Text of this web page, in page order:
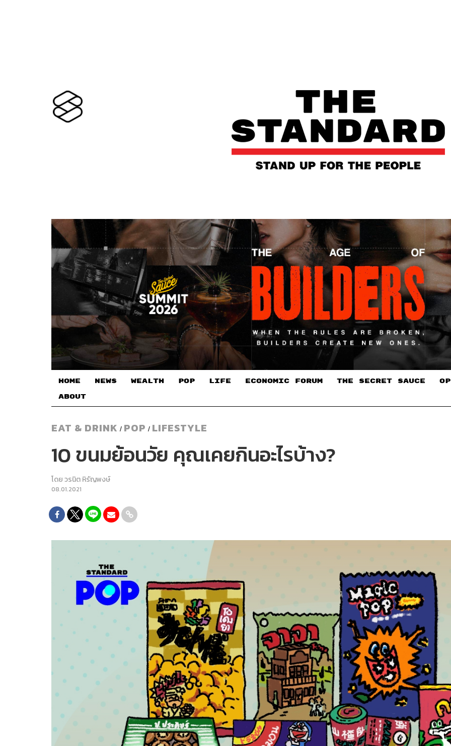
HOME NEWS WEALTH POP LIFE ECONOMIC FORUM THE SECRET SAUCE​
ABOUT
EAT & DRINK / POP / LIFESTYLE
10 ขนมย้อนวัย คุณเคยกินอะไรบ้าง?
โดยวรนิต หิรัญพงษ์
08.01.2021